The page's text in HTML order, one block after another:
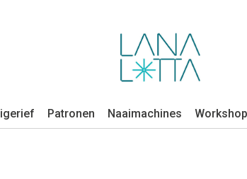
Patronen Naaimachines